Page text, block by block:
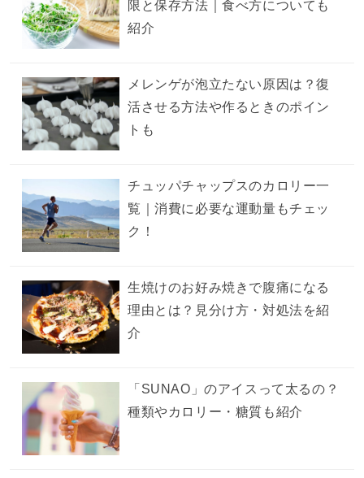
限と保存方法｜食べ方についても
紹介
メレンゲが泡立たない原因は？復
活させる方法や作るときのポイン
トも
チュッパチャップスのカロリー一
覧｜消費に必要な運動量もチェッ
ク！
生焼けのお好み焼きで腹痛になる
理由とは？見分け方・対処法を紹
介
「SUNAO」のアイスって太るの？
種類やカロリー・糖質も紹介